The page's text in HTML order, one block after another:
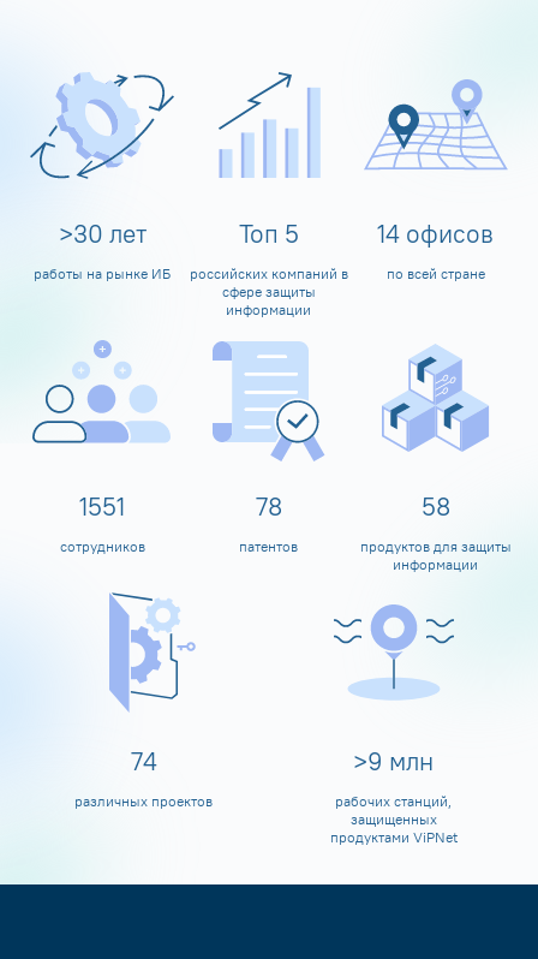
>30 лет
работы на рынке ИБ
Топ 5
российских компаний в
сфере защиты
информации
14 офисов
по всей стране
1600
сотрудников
80
патентов
60
продуктов для защиты
информации
80
различных проектов
>10 млн
рабочих станций,
защищенных
продуктами ViPNet